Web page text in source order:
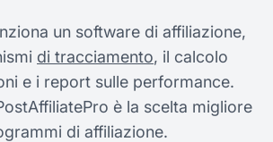
un software di affiliazione,
di tracciamento, il calcolo
e i report sulle performance.
è la scelta migliore
di affiliazione.